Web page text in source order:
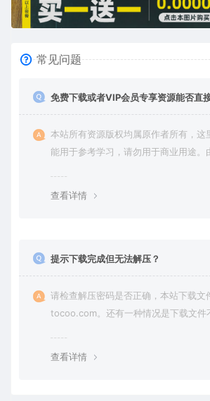
常见问题
免费下载或者VIP会员专享资源能否直
本站所有资源版权均属原作者所有，这
能用于参考学习，请勿用于商业用途。
查看详情
提示下载完成但无法解压？
请检查解压密码是否正确，本站下载文
tocoo.com。还有一种情况是下载文件
查看详情